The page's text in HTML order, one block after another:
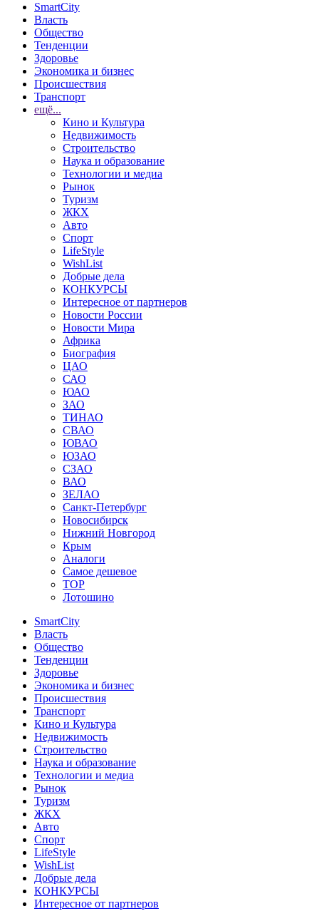
SmartCity
Власть
Общество
Тенденции
Здоровье
Экономика и бизнес
Происшествия
Транспорт
ещё...
Кино и Культура
Недвижимость
Строительство
Наука и образование
Технологии и медиа
Рынок
Туризм
ЖКХ
Авто
Спорт
LifeStyle
WishList
Добрые дела
КОНКУРСЫ
Интересное от партнеров
Новости России
Новости Мира
Африка
Биография
ЦАО
САО
ЮАО
ЗАО
ТИНАО
СВАО
ЮВАО
ЮЗАО
СЗАО
ВАО
ЗЕЛАО
Санкт-Петербург
Новосибирск
Нижний Новгород
Крым
Аналоги
Самое дешевое
TOP
Лотошино
SmartCity
Власть
Общество
Тенденции
Здоровье
Экономика и бизнес
Происшествия
Транспорт
Кино и Культура
Недвижимость
Строительство
Наука и образование
Технологии и медиа
Рынок
Туризм
ЖКХ
Авто
Спорт
LifeStyle
WishList
Добрые дела
КОНКУРСЫ
Интересное от партнеров